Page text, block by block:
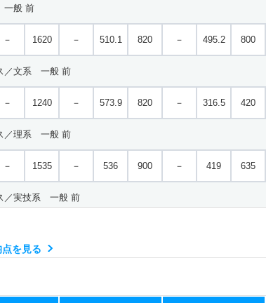
一般 前
－ 1620 － 510.1 820 － 495.2 800
／文系 一般 前
－ 1240 － 573.9 820 － 316.5 420
／理系 一般 前
－ 1535 － 536 900 － 419 635
／実技系 一般 前
を見る